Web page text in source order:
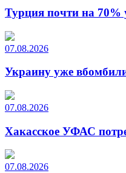
Турция почти на 70%
07.08.2026
Украину уже
07.08.2026
Хакасское УФАС
07.08.2026